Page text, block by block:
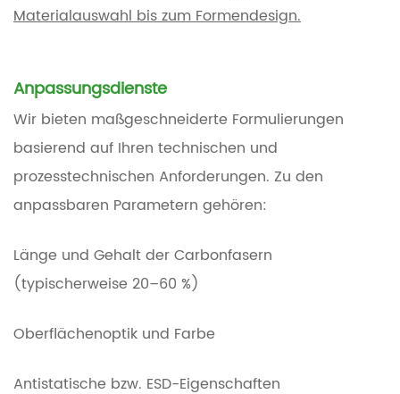
Materialauswahl bis zum Formendesign.
Anpassungsdienste
Wir bieten maßgeschneiderte Formulierungen
basierend auf Ihren technischen und
prozesstechnischen Anforderungen. Zu den
anpassbaren Parametern gehören:
Länge und Gehalt der Carbonfasern
(typischerweise 20–60 %)
Oberflächenoptik und Farbe
Antistatische bzw. ESD-Eigenschaften